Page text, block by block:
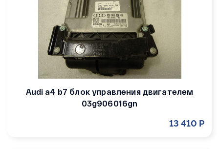
Audi a4 b7 блок управления двигателем
03g906016gn
13 410 Р